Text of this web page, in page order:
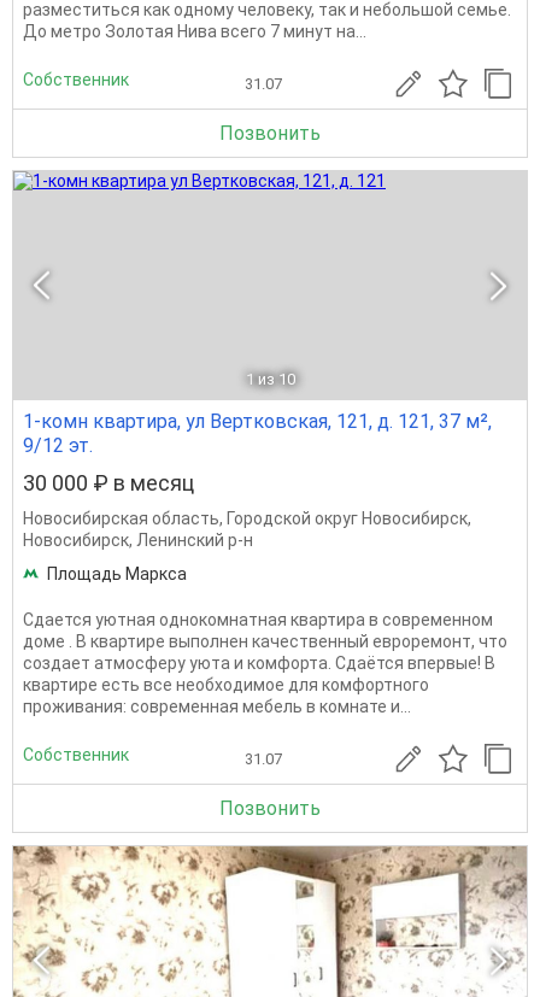
разместиться как одному человеку, так и небольшой семье.
До метро Золотая Нива всего 7 минут на...
Собственник 31.07
Позвонить
1 из 10
1-комн квартира, ул Вертковская, 121, д. 121, 37 м²,
9/12 эт.
30 000 ₽ в месяц
Новосибирская область, Городской округ Новосибирск,
Новосибирск, Ленинский р-н
Площадь Маркса
Сдается уютная однокомнатная квартира в современном
доме . В квартире выполнен качественный евроремонт, что
создает атмосферу уюта и комфорта. Сдаётся впервые! В
квартире есть все необходимое для комфортного
проживания: современная мебель в комнате и...
Собственник 31.07
Позвонить